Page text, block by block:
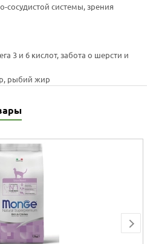
сосудистой системы, зрения
3 и 6 кислот, забота о шерсти и
рыбий жир